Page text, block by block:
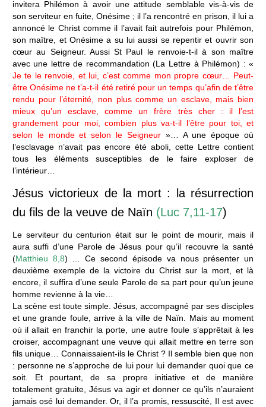
invitera Philémon à avoir une attitude semblable vis-à-vis de
son serviteur en fuite, Onésime ; il l’a rencontré en prison, il lui a
annoncé le Christ comme il l’avait fait autrefois pour Philémon,
son maître, et Onésime a su lui aussi se repentir et ouvrir son
cœur au Seigneur. Aussi St Paul le renvoie-t-il à son maître
avec une lettre de recommandation (La Lettre à Philémon) : «
Je te le renvoie, et lui, c’est comme mon propre cœur… Peut-
être Onésime ne t’a-t-il été retiré pour un temps qu’afin de t’être
rendu pour l’éternité, non plus comme un esclave, mais bien
mieux qu’un esclave, comme un frère très cher : il l’est
grandement pour moi, combien plus va-t-il l’être pour toi, et
selon le monde et selon le Seigneur»… A une époque où
l’esclavage n’avait pas encore été aboli, cette Lettre contient
tous les éléments susceptibles de le faire exploser de
l’intérieur…
Jésus victorieux de la mort : la résurrection
du fils de la veuve de Naïn (Luc 7,11-17)
Le serviteur du centurion était sur le point de mourir, mais il
aura suffi d’une Parole de Jésus pour qu’il recouvre la santé
(Matthieu 8,8) … Ce second épisode va nous présenter un
deuxième exemple de la victoire du Christ sur la mort, et là
encore, il suffira d’une seule Parole de sa part pour qu’un jeune
homme revienne à la vie…
La scène est toute simple. Jésus, accompagné par ses disciples
et une grande foule, arrive à la ville de Naïn. Mais au moment
où il allait en franchir la porte, une autre foule s’apprêtait à les
croiser, accompagnant une veuve qui allait mettre en terre son
fils unique… Connaissaient-ils le Christ ? Il semble bien que non
: personne ne s’approche de lui pour lui demander quoi que ce
soit. Et pourtant, de sa propre initiative et de manière
totalement gratuite, Jésus va agir et donner ce qu’ils n’auraient
jamais osé lui demander. Or, il l’a promis, ressuscité, Il est avec